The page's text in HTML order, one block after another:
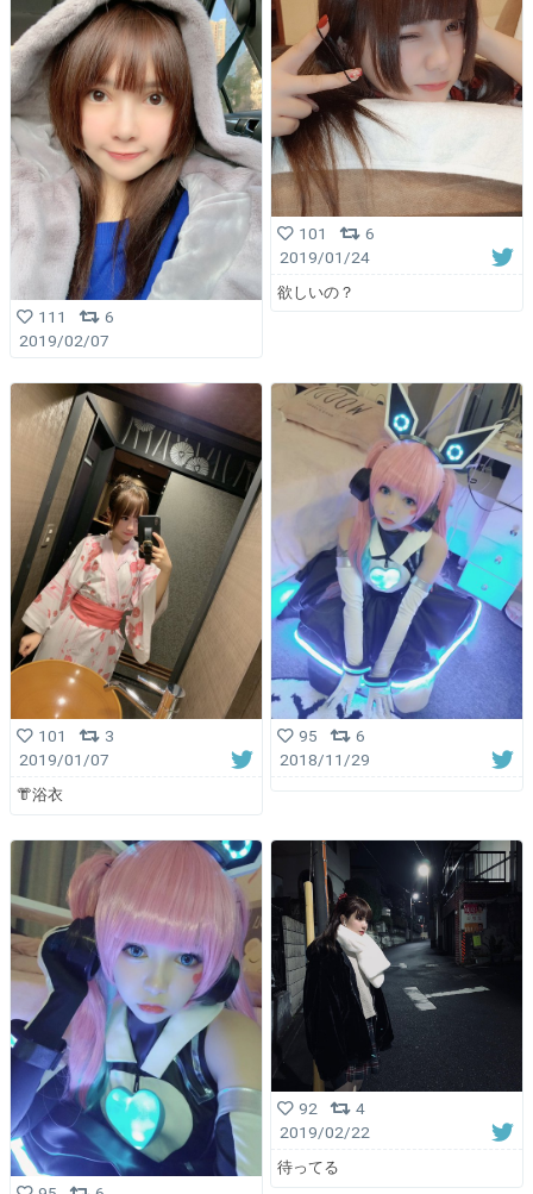
111
6
2019/02/07
101
6
2019/01/24
欲しいの？
101
3
2019/01/07
👘浴衣
95
6
2018/11/29
92
4
2019/02/22
待ってる